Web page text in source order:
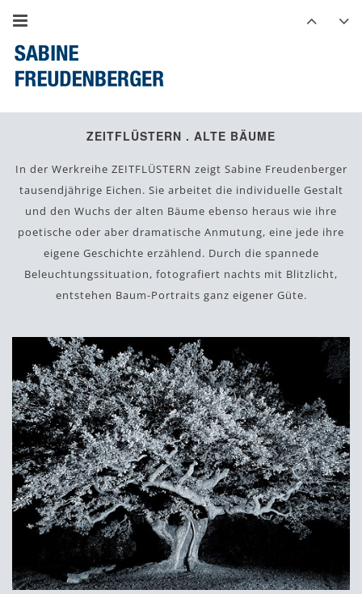
ZEITFLÜSTERN . ALTE BÄUME
In der Werkreihe ZEITFLÜSTERN zeigt Sabine Freudenberger
tausendjährige Eichen. Sie arbeitet die individuelle Gestalt
und den Wuchs der alten Bäume ebenso heraus wie ihre
poetische oder aber dramatische Anmutung, eine jede ihre
eigene Geschichte erzählend. Durch die spannede
Beleuchtungssituation, fotografiert nachts mit Blitzlicht,
entstehen Baum-Portraits ganz eigener Güte.